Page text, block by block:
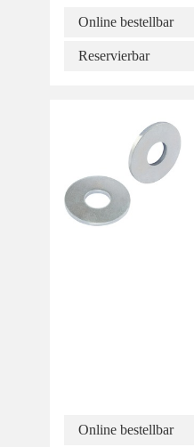
Online bestellbar
Reservierbar
Online bestellbar